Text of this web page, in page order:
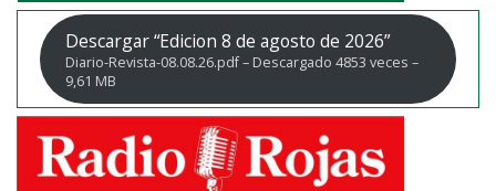
Descargar “Edicion 8 de agosto de 2026”
Diario-Revista-08.08.26.pdf – Descargado 4853 veces –
9,61 MB